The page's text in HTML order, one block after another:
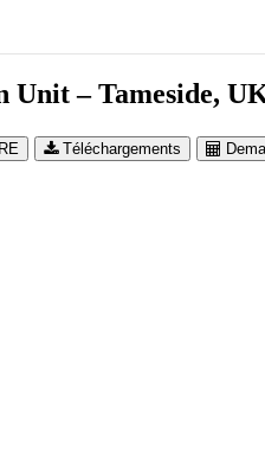
Unit – Tameside,
Téléchargements